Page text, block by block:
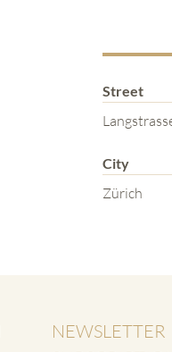
Street
City
Zürich
NEWSLETTER